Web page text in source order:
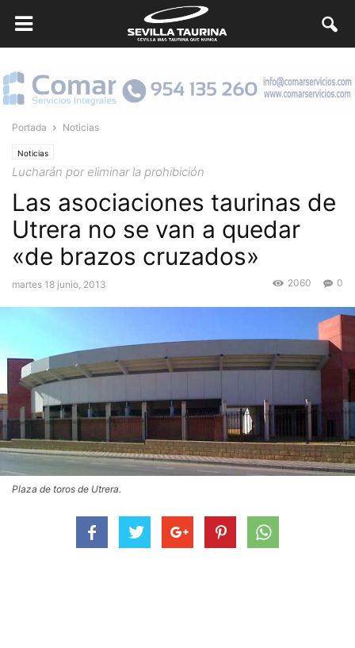
Portada Noticias
Noticias
Lucharán por eliminar la prohibición
Las asociaciones taurinas de
Utrera no se van a quedar
«de brazos cruzados»
martes 18 junio, 2013 0
2060
Plaza de toros de Utrera.